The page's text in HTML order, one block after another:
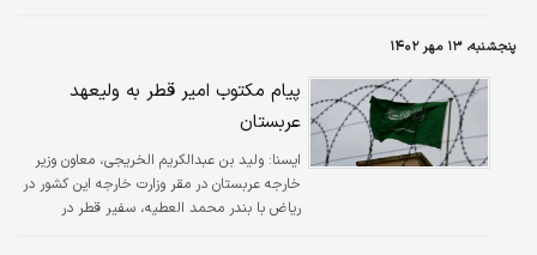
۷۰۰‌میلیارد‌تومان طرح جدید نیز درنظر گرفته‌‌‌‌‌‌‌‌‌ایم که اگر مجلس در بودجه ‌همراهی
کند، اجرایی خواهند شد.
پنجشنبه، ۱۳ مهر ۱۴۰۲
پیام مکتوب امیر قطر به ولیعهد
عربستان
ايسنا: ولید بن عبدالکریم الخریجی، معاون وزیر
خارجه عربستان در مقر وزارت خارجه این کشور در
ریاض با بندر محمد العطیه، سفیر قطر در